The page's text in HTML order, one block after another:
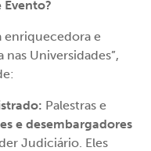
Evento?
enriquecedora e
Universidades”,
Palestras e
e desembargadores
Judiciário. Eles